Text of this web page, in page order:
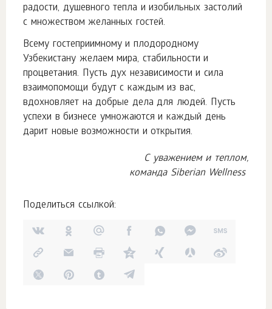
радости, душевного тепла и изобильных застолий
с множеством желанных гостей.
Всему гостеприимному и плодородному
Узбекистану желаем мира, стабильности и
процветания. Пусть дух независимости и сила
взаимопомощи будут с каждым из вас,
вдохновляет на добрые дела для людей. Пусть
успехи в бизнесе умножаются и каждый день
дарит новые возможности и открытия.
С уважением и теплом,
команда Siberian Wellness
Поделиться ссылкой: